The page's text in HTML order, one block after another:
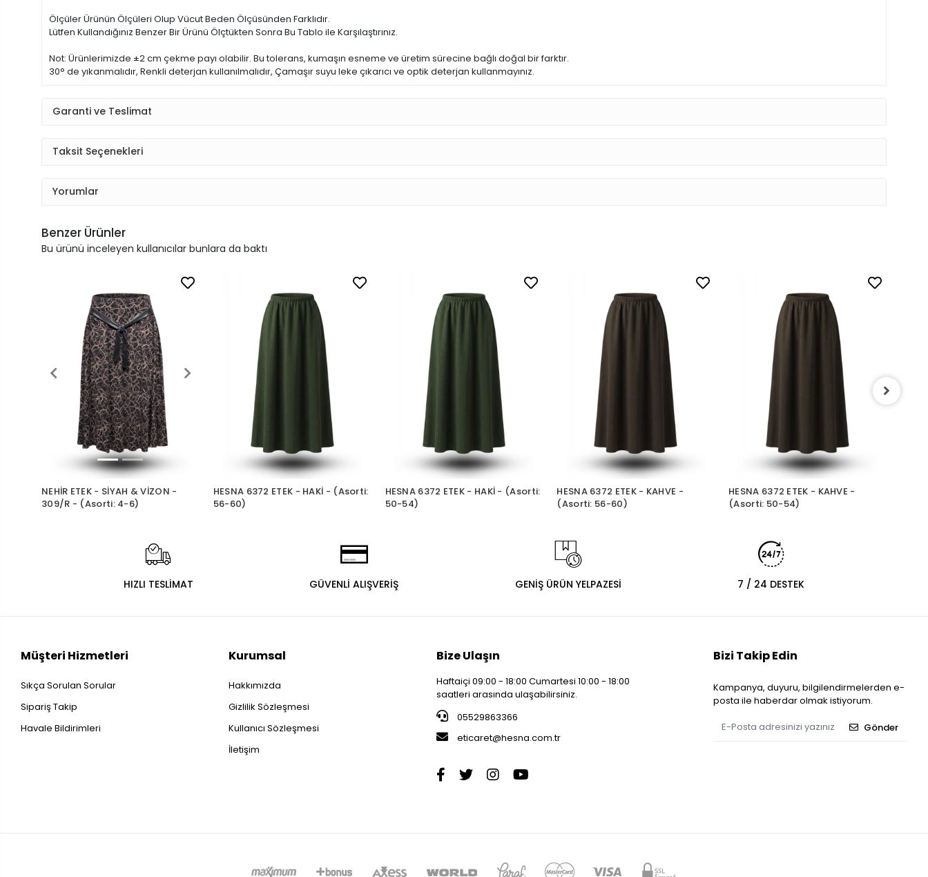
Ölçüler Ürünün Ölçüleri Olup Vücut Beden Ölçüsünden Farklıdır.
Lütfen Kullandığınız Benzer Bir Ürünü Ölçtükten Sonra Bu Tablo ile Karşılaştırınız.
Not: Ürünlerimizde ±2 cm çekme payı olabilir. Bu tolerans, kumaşın esneme ve üretim sürecine bağlı doğal bir farktır.
30° de yıkanmalıdır, Renkli deterjan kullanılmalıdır, Çamaşır suyu leke çıkarıcı ve optik deterjan kullanmayınız.
Garanti ve Teslimat
Taksit Seçenekleri
Yorumlar
Benzer Ürünler
Bu ürünü inceleyen kullanıcılar bunlara da baktı
NEHİR ETEK - SİYAH & VİZON -
309/R - (Asorti: 4-6)
HESNA 6372 ETEK - HAKİ - (Asorti:
56-60)
HESNA 6372 ETEK - HAKİ - (Asorti:
50-54)
HESNA 6372 ETEK - KAHVE -
(Asorti: 56-60)
HESNA 6372 ETEK - KAHVE -
(Asorti: 50-54)
HIZLI TESLİMAT GÜVENLİ ALIŞVERİŞ GENİŞ ÜRÜN YELPAZESİ 7 / 24 DESTEK
Müşteri Hizmetleri
Sıkça Sorulan Sorular
Sipariş Takip
Havale Bildirimleri
Kurumsal
Hakkımızda
Gizlilik Sözleşmesi
Kullanıcı Sözleşmesi
İletişim
Bize Ulaşın
Haftaiçi 09:00 - 18:00 Cumartesi 10:00 - 18:00
saatleri arasında ulaşabilirsiniz.
05529863366
eticaret@hesna.com.tr
Bizi Takip Edin
Kampanya, duyuru, bilgilendirmelerden e-
posta ile haberdar olmak istiyorum.
Gönder